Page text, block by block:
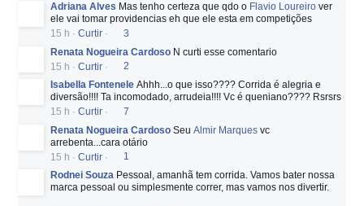
Adriana Alves Mas tenho certeza que qdo o Flavio Loureiro ver
ele vai tomar providencias eh que ele esta em competições
15 h · Curtir ·
3
Renata Nogueira Cardoso N curti esse comentario
15 h · Curtir ·
2
Isabella Fontenele Ahhh...o que isso???? Corrida é alegria e
diversão!!!! Ta incomodado, arrudeia!!!! Vc é queniano???? Rsrsrs
15 h · Curtir ·
7
Renata Nogueira Cardoso Seu Almir Marques vc
arrebenta...cara otário
15 h · Curtir ·
1
Rodnei Souza Pessoal, amanhã tem corrida. Vamos bater nossa
marca pessoal ou simplesmente correr, mas vamos nos divertir.